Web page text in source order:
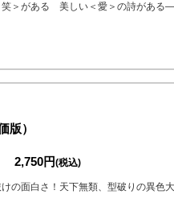
笑＞がある 美しい＜愛＞の詩がある―
版）
2,750円(税込)
の面白さ！天下無類、型破りの異色大